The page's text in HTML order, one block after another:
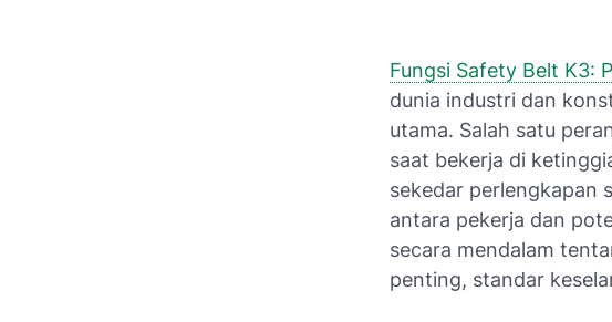
Fungsi Safety Belt K3:
dunia industri dan
utama. Salah satu
saat bekerja di
sekedar perlengkapan
antara pekerja dan
secara mendalam
penting, standar